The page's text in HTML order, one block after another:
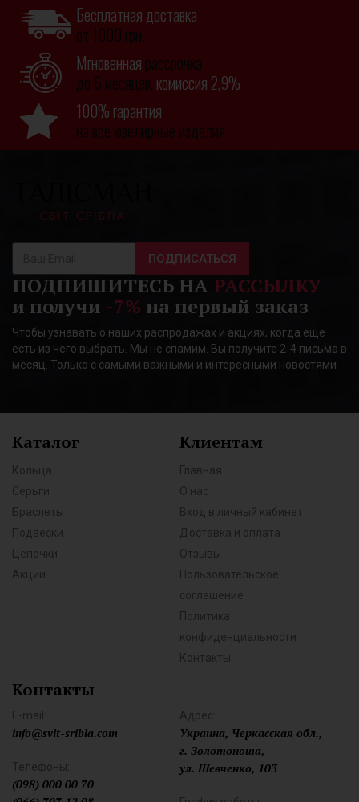
Бесплатная доставка
от 1000 грн.
Мгновенная рассрочка
до 6 месяцев, комиссия 2,9%
100% гарантия
на все ювелирные изделия
ПОДПИСАТЬСЯ
ПОДПИШИТЕСЬ НА РАССЫЛКУ
и получи -7% на первый заказ
Чтобы узнавать о наших распродажах и акциях, когда еще
есть из чего выбрать. Мы не спамим. Вы получите 2-4 письма в
месяц. Только с самыми важными и интересными новостями
Каталог
Кольца
Серьги
Браслеты
Подвески
Цепочки
Акции
Клиентам
Главная
О нас
Вход в личный кабинет
Доставка и оплата
Отзывы
Пользовательское
соглашение
Политика
конфиденциальности
Контакты
Контакты
E-mail:
info@svit-sribla.com
Телефоны:
(098) 000 00 70
Адрес:
Украина, Черкасская обл.,
г. Золотоноша,
ул. Шевченко, 103